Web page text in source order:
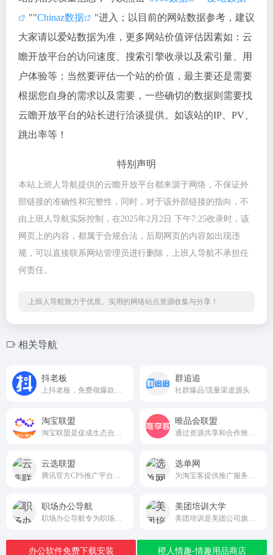
""Chinaz数据
"进入；以目前的网站数据参考，建议
大家请以爱站数据为准，更多网站价值评估因素如：云
瞻开放平台的访问速度、搜索引擎收录以及索引量、用
户体验等；当然要评估一个站的价值，最主要还是需要
根据您自身的需求以及需要，一些确切的数据则需要找
云瞻开放平台的站长进行洽谈提供。如该站的IP、PV、
跳出率等！
特别声明
本站上班人导航提供的云瞻开放平台都来源于网络，不保证外
部链接的准确性和完整性，同时，对于该外部链接的指向，不
由上班人导航实际控制，在2025年2月2日 下午7:25收录时，该
网页上的内容，都属于合规合法，后期网页的内容如出现违
规，可以直接联系网站管理员进行删除，上班人导航不承担任
何责任。
上班人导航致力于优质、实用的网络站点资源收集与分享！
相关导航
抖老板 群追追
社群爆品/流量渠道源头
淘宝联盟 唯品会联盟
云选联盟 选单网
职场办公导航 美团培训大学
办公软件免费下载安装 橙人情趣-情趣用品商店